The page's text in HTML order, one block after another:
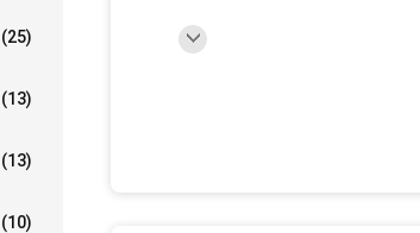
(25)
(13)
(13)
(10)